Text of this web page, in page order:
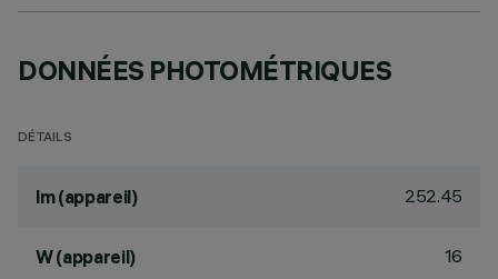
DONNÉES PHOTOMÉTRIQUES
DÉTAILS
lm (appareil) 252.45
W (appareil) 16